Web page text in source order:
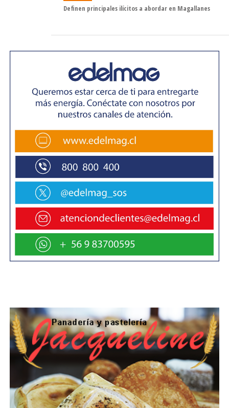
Por su parte, la subsecretaria Leitao agradeció la
dentro de esta gira nacional para conocer las distintas
iniciativas en materia de seguridad. Hemos conversado
sobre teleprotección y sobre cómo fortalecer tanto el
trabajo comunal como regional», señaló.
La autoridad nacional destacó que el municipio ha
contado con apoyo de programas como Somos Barrio y
el Sistema Nacional de Seguridad Municipal, que
entregan recursos para iniciativas locales. Asimismo,
recordó que una nueva ley, que comenzará a regir el 12
de agosto, fortalecerá las atribuciones municipales en
esta materia.
«Uno de los objetivos de la creación del Ministerio de
Seguridad Pública es trascender los ciclos políticos en las
políticas de seguridad. El Sistema Nacional ya está
instalado y proyecta financiamiento para los municipios
además reuniones con autoridades regionales para
abordar proyectos de teleprotección y participar en
actividades vinculadas a iniciativas financiadas en la
comuna.
Desde el municipio reiteraron que la seguridad
continuará siendo una prioridad en la gestión comunal,
con foco en fortalecer la prevención, mejorar la
Definen principales ilícitos a abordar en Magallanes